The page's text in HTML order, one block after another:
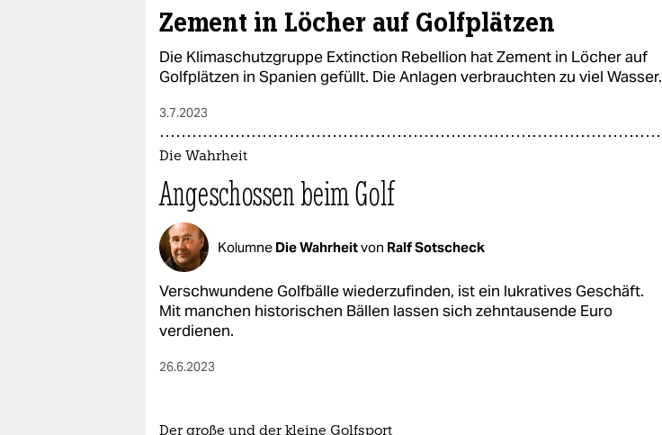
Zement in Löcher auf Golfplätzen
Die Klimaschutzgruppe Extinction Rebellion hat Zement in Löcher auf
Golfplätzen in Spanien gefüllt. Die Anlagen verbrauchten zu viel Wasser.
3.7.2023
Die Wahrheit
Angeschossen beim Golf
Kolumne Die Wahrheitvon Ralf Sotscheck
Verschwundene Golfbälle wiederzufinden, ist ein lukratives Geschäft.
Mit manchen historischen Bällen lassen sich zehntausende Euro
verdienen.
26.6.2023
Der große und der kleine Golfsport